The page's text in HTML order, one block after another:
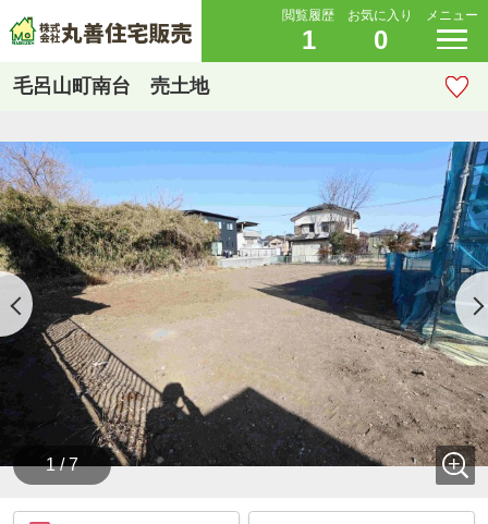
閲覧履歴
1
お気に入り
0
メニュー
毛呂山町南台 売土地
1 / 7